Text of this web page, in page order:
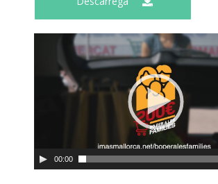
00:00